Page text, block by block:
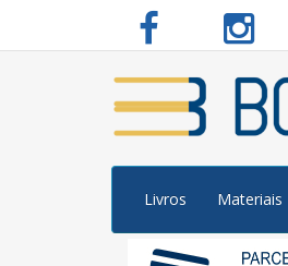
Livros Materiais